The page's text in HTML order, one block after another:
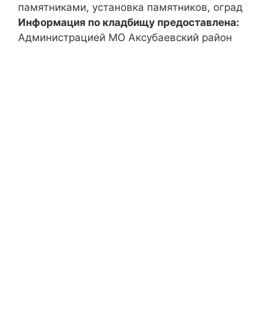
памятниками, установка памятников, оград
Информация по кладбищу предоставлена:
Администрацией МО Аксубаевский район